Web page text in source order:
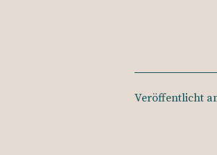
Veröffentlicht